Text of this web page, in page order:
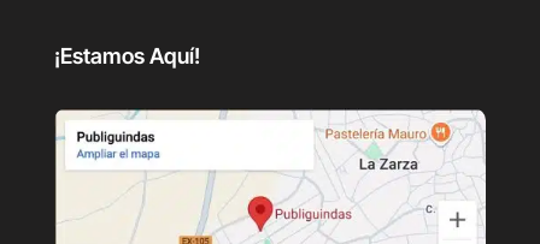
¡Estamos Aquí!